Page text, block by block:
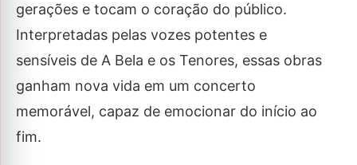
gerações e tocam o coração do público.
Interpretadas pelas vozes potentes e
sensíveis de A Bela e os Tenores, essas obras
ganham nova vida em um concerto
memorável, capaz de emocionar do início ao
fim.